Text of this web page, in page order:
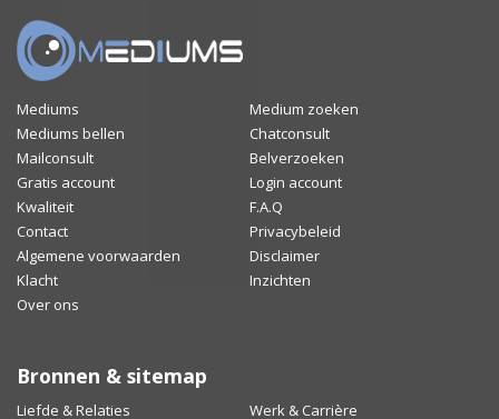
Mediums
Medium zoeken
Mediums bellen
Chatconsult
Mailconsult
Belverzoeken
Gratis account
Login account
Kwaliteit
F.A.Q
Contact
Privacybeleid
Algemene voorwaarden
Disclaimer
Klacht
Inzichten
Over ons
Bronnen & sitemap
Liefde & Relaties Werk & Carrière